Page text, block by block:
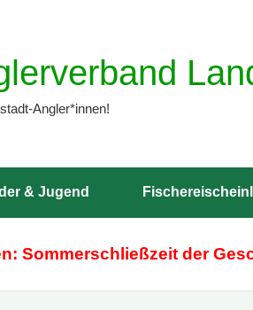
Angler*innen!
& Jugend
Sommerschließzeit der